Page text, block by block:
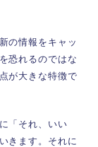
の情報をキャッ
恐れるのではな
が大きな特徴で
「それ、いい
きます。それに